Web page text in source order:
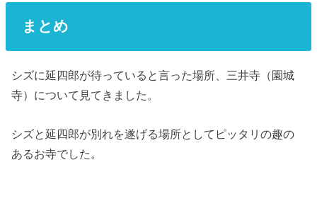
まとめ
シズに延四郎が待っていると言った場所、三井寺（園城
寺）について見てきました。
シズと延四郎が別れを遂げる場所としてピッタリの趣の
あるお寺でした。